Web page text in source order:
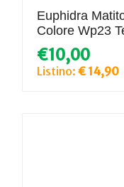
Euphidra
Colore Wp23
€10,00
Listino: € 14,90